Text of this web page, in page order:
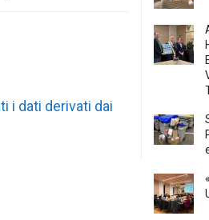
i dati derivati dai